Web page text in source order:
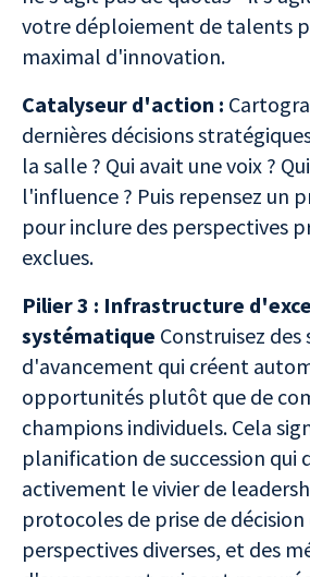
votre déploiement de talents
maximal d'innovation.
Catalyseur d'action :
dernières décisions
la salle ? Qui avait une voix ?
l'influence ? Puis repensez un
pour inclure des perspectives
exclues.
Pilier 3 : Infrastructure
systématique Construisez des
d'avancement qui créent
opportunités plutôt que de
champions individuels. Cela
planification de succession qui
activement le vivier de
protocoles de prise de
perspectives diverses, et des